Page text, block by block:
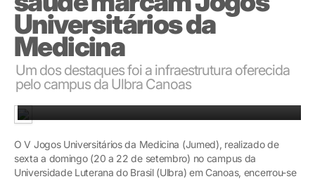
Extensão
Infraestrutura e Serviços
Inovação
Sobre a ULBRA
Universitários da
Medicina
Um dos destaques foi a infraestrutura oferecida
pelo campus da Ulbra Canoas
O V Jogos Universitários da Medicina (Jumed), realizado de
sexta a domingo (20 a 22 de setembro) no campus da
Universidade Luterana do Brasil (Ulbra) em Canoas, encerrou-se